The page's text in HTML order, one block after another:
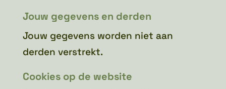
Jouw gegevens en derden
Jouw gegevens worden niet aan
derden verstrekt.
Cookies op de website